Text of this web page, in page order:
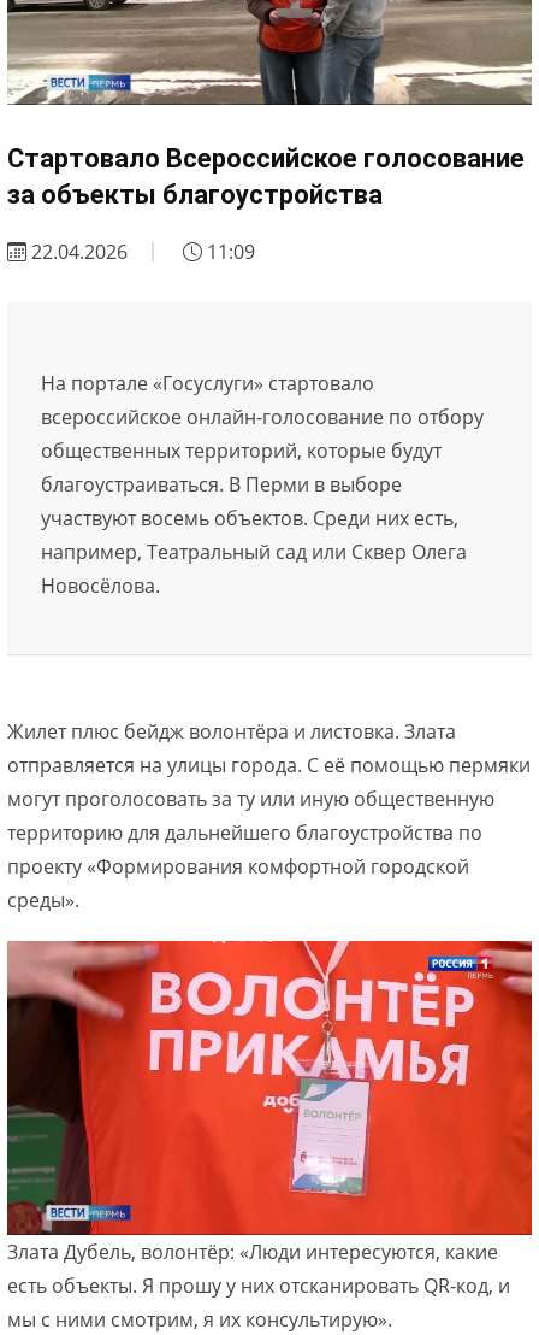
Стартовало Всероссийское голосование
за объекты благоустройства
22.04.2026 11:09
На портале «Госуслуги» стартовало
всероссийское онлайн-голосование по отбору
общественных территорий, которые будут
благоустраиваться. В Перми в выборе
участвуют восемь объектов. Среди них есть,
например, Театральный сад или Сквер Олега
Новосёлова.
Жилет плюс бейдж волонтёра и листовка. Злата
отправляется на улицы города. С её помощью пермяки
могут проголосовать за ту или иную общественную
территорию для дальнейшего благоустройства по
проекту «Формирования комфортной городской
среды».
Злата Дубель, волонтёр: «Люди интересуются, какие
есть объекты. Я прошу у них отсканировать QR-код, и
мы с ними смотрим, я их консультирую».